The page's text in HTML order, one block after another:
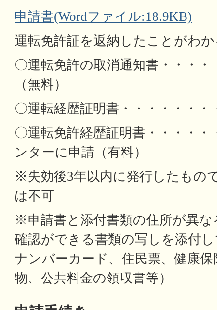
申請書(Wordファイル:18.9KB)
運転免許証を返納したことがわ
〇運転免許の取消通知書・・・
（無料）
〇運転経歴証明書・・・・・・・
〇運転免許経歴証明書・・・・
ンターに申請（有料）
※失効後3年以内に発行したもの
は不可
※申請書と添付書類の住所が異
確認ができる書類の写しを添付
ナンバーカード、住民票、健康
物、公共料金の領収書等）